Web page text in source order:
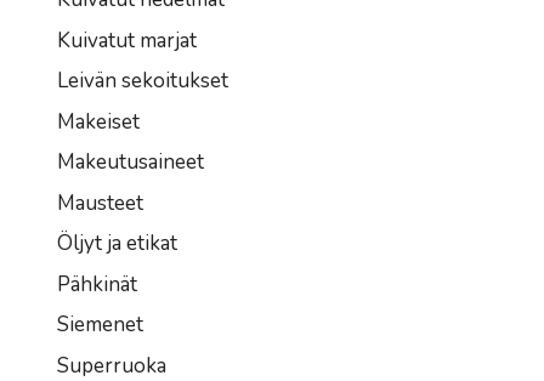
Kuivatut marjat
Leivän sekoitukset
Makeiset
Makeutusaineet
Mausteet
Öljyt ja etikat
Pähkinät
Siemenet
Superruoka